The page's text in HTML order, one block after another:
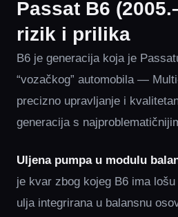
Passat B6
rizik i prilika
B6 je generacija koja je
“vozačkog” automobila —
precizno upravljanje i
generacija s
Uljena pumpa u modulu
je kvar zbog kojeg B6 ima
ulja integrirana u balansnu